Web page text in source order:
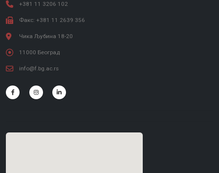
+381 11 3206 102
Факс: +381 11 2639 356
Чика Љубина 18-20
11000 Београд
info@f.bg.ac.rs